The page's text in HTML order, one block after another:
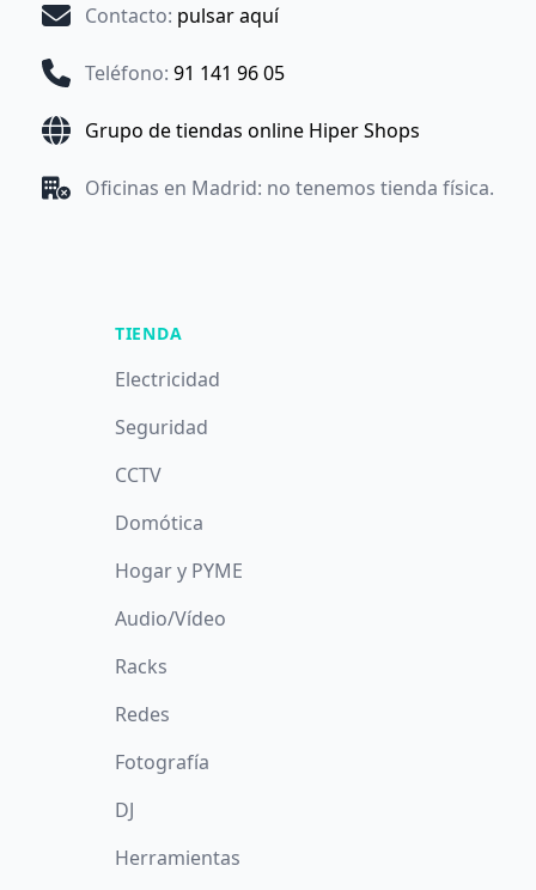
Contacto: pulsar aquí
Teléfono: 91 141 96 05
Grupo de tiendas online Hiper Shops
Oficinas en Madrid: no tenemos tienda física.
TIENDA
Electricidad
Seguridad
CCTV
Domótica
Hogar y PYME
Audio/Vídeo
Racks
Redes
Fotografía
DJ
Herramientas